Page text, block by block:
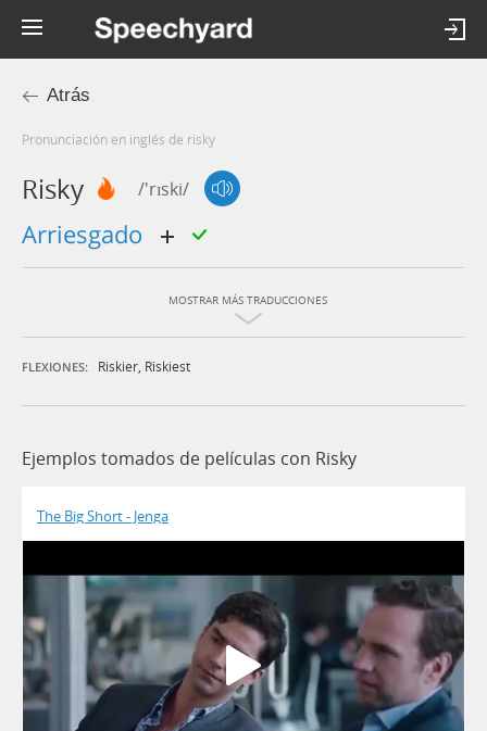
Atrás
Pronunciación en inglés de risky
Risky /'rɪski/
arriesgado
MOSTRAR MÁS TRADUCCIONES
FLEXIONES: Riskier, Riskiest
Ejemplos tomados de películas con Risky
The Big Short - Jenga